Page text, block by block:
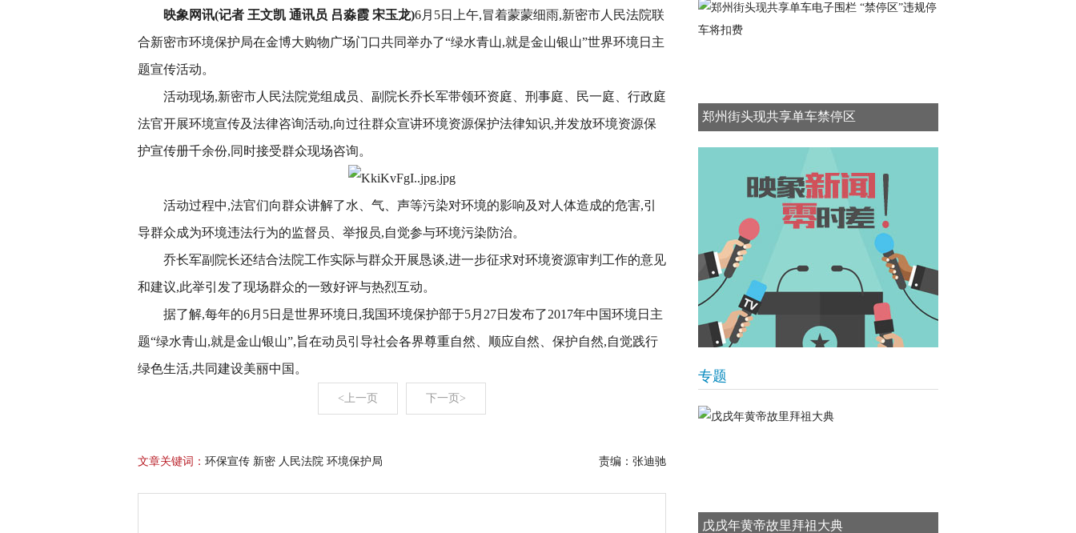
映象网讯(记者 王文凯 通讯员 吕淼霞 宋玉龙)6月5日上午,冒着蒙蒙细雨,新密市人民法院联
合新密市环境保护局在金博大购物广场门口共同举办了“绿水青山,就是金山银山”世界环境日主
题宣传活动。
活动现场,新密市人民法院党组成员、副院长乔长军带领环资庭、刑事庭、民一庭、行政庭
法官开展环境宣传及法律咨询活动,向过往群众宣讲环境资源保护法律知识,并发放环境资源保
护宣传册千余份,同时接受群众现场咨询。
活动过程中,法官们向群众讲解了水、气、声等污染对环境的影响及对人体造成的危害,引
导群众成为环境违法行为的监督员、举报员,自觉参与环境污染防治。
乔长军副院长还结合法院工作实际与群众开展恳谈,进一步征求对环境资源审判工作的意见
和建议,此举引发了现场群众的一致好评与热烈互动。
据了解,每年的6月5日是世界环境日,我国环境保护部于5月27日发布了2017年中国环境日主
题“绿水青山,就是金山银山”,旨在动员引导社会各界尊重自然、顺应自然、保护自然,自觉践行
绿色生活,共同建设美丽中国。
<上一页 下一页>
文章关键词： 环保宣传 新密 人民法院 环境保护局 责编：张迪驰
郑州街头现共享单车禁停区
专题
戊戌年黄帝故里拜祖大典